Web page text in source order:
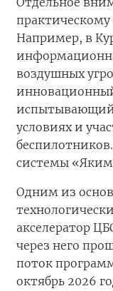
Например, в
воздушных
испытывающий
условиях и
системы
Одним из
акселератор
через него
поток
октябрь 2026